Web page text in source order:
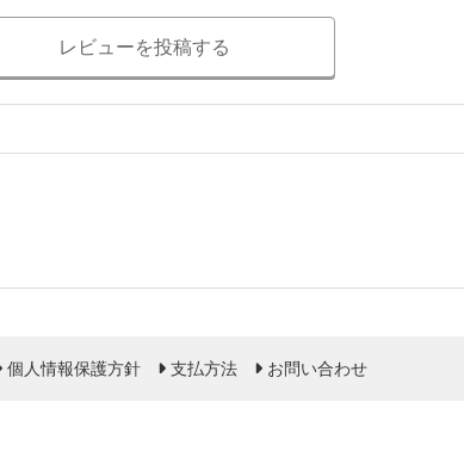
レビューを投稿する
個人情報保護方針 支払方法 お問い合わせ